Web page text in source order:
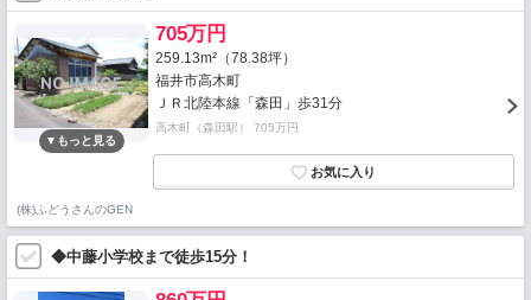
705万円
259.13m²（78.38坪）
福井市高木町
ＪＲ北陸本線「森田」歩31分
高木町（森田駅） 705万円
(株)ふどうさんのGEN
◆中藤小学校まで徒歩15分！